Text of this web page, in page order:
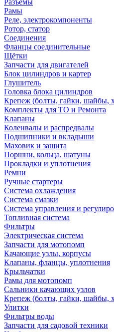
Разъёмы
Рамы
Реле, электрокомпоненты
Ротор, статор
Соединения
Фланцы соединительные
Щётки
Запчасти для двигателей
Блок цилиндров и картер
Глушитель
Головка блока цилиндров
Крепеж (болты, гайки, шайбы,
Комплекты для ТО и Ремонта
Клапаны
Коленвалы и распредвалы
Подшипники и вкладыши
Маховик и защита
Поршни, кольца, шатуны
Прокладки и уплотнения
Ремни
Ручные стартеры
Система охлаждения
Система смазки
Система управления и
Топливная система
Фильтры
Электрическая система
Запчасти для мотопомп
Качающие узлы, корпусы
Клапаны, фланцы, уплотнения
Крыльчатки
Рамы для мотопомп
Сальники качающих узлов
Крепеж (болты, гайки, шайбы,
Улитки
Фильтры воды
Запчасти для садовой техники